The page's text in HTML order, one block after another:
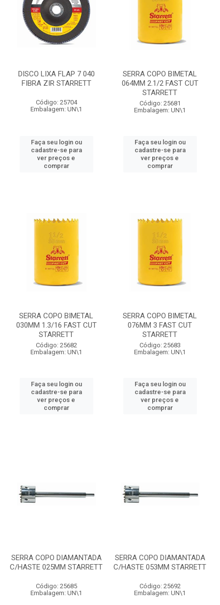
DISCO LIXA FLAP 7 040
FIBRA ZIR STARRETT
Código: 25704
Embalagem: UN\1
Faça seu login ou
cadastre-se para
ver preços e
comprar
SERRA COPO BIMETAL
064MM 2.1/2 FAST CUT
STARRETT
Código: 25681
Embalagem: UN\1
Faça seu login ou
cadastre-se para
ver preços e
comprar
SERRA COPO BIMETAL
030MM 1.3/16 FAST CUT
STARRETT
Código: 25682
Embalagem: UN\1
Faça seu login ou
cadastre-se para
ver preços e
comprar
SERRA COPO BIMETAL
076MM 3 FAST CUT
STARRETT
Código: 25683
Embalagem: UN\1
Faça seu login ou
cadastre-se para
ver preços e
comprar
SERRA COPO DIAMANTADA
C/HASTE 025MM STARRETT
Código: 25685
Embalagem: UN\1
SERRA COPO DIAMANTADA
C/HASTE 053MM STARRETT
Código: 25692
Embalagem: UN\1